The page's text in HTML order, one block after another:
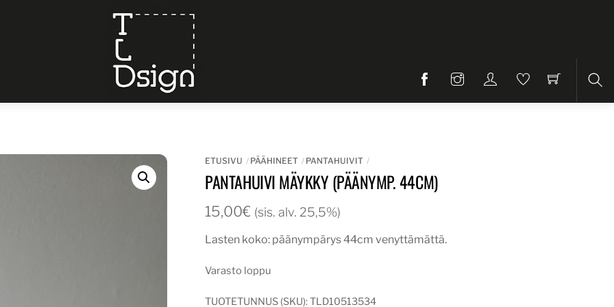
ETUSIVU PÄÄHINEET PANTAHUIVIT
PANTAHUIVI MÄYKKY (PÄÄNYMP. 44CM)
15,00€ (sis. alv. 25,5%)
Lasten koko: päänympärys 44cm venyttämättä.
Varasto loppu
TUOTETUNNUS (SKU):TLD10513534